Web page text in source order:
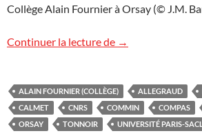
Collège Alain Fournier à Orsay (© J.M.
Continuer la lecture de Le Collège pilote
→
ALAIN FOURNIER (COLLÈGE) ALLEGRAUD
CALMET
CNRS COMMIN COMPAS
ORSAY
TONNOIR UNIVERSITÉ PARIS-